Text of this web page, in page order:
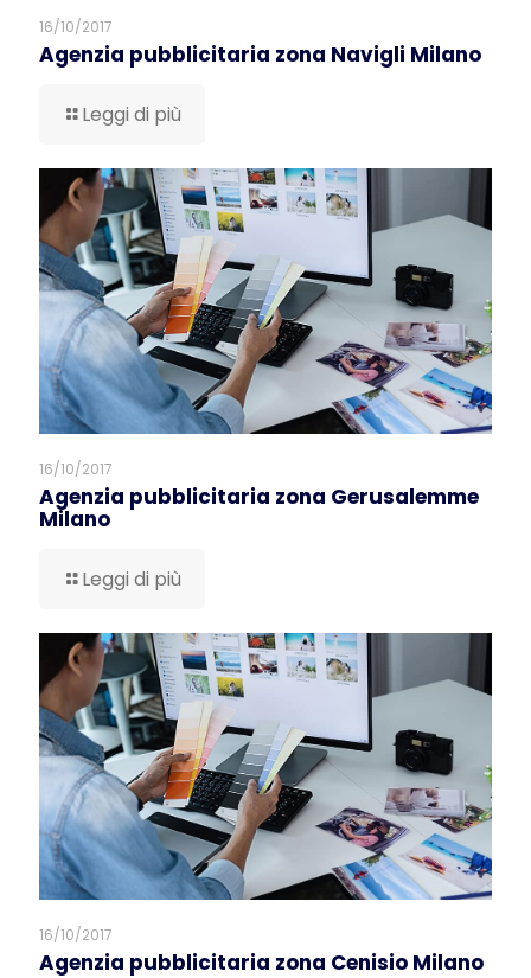
16/10/2017
Agenzia pubblicitaria zona Navigli Milano
Leggi di più
16/10/2017
Agenzia pubblicitaria zona Gerusalemme
Milano
Leggi di più
16/10/2017
Agenzia pubblicitaria zona Cenisio Milano